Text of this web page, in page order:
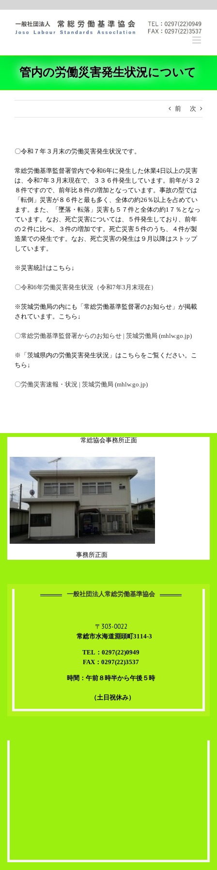
content
管内の労働災害発生状況について
前 次
〇令和７年３月末の労働災害発生状況です。
常総労働基準監督署管内で令和6年に発生した休業4日以上の災害
は、令和7年３月末現在で、３３６件発生しています。前年が３２
８件ですので、前年比８件の増加となっています。事故の型では
「転倒」災害が８６件と最も多く、全体の約26％以上を占めてい
ます。また、「墜落・転落」災害も５７件と全体の約1７％となっ
ています。なお、死亡災害については、５件発生しており、前年
の２件に比べ、３件の増加です。死亡災害５件のうち、４件が製
造業での発生です。なお、死亡災害の発生は９月以降はストップ
しています。
※災害統計はこちら↓
〇令和6年労働災害発生状況（令和7年3月末現在）
※茨城労働局の内にも「常総労働基準監督署のお知らせ」が掲載
されています。こちら↓
〇常総労働基準監督署からのお知らせ | 茨城労働局 (mhlw.go.jp)
※「茨城県内の労働災害発生状況」はこちらをご覧ください。こ
ちら↓
〇労働災害速報・状況 | 茨城労働局 (mhlw.go.jp)
常総協会事務所正面
事務所正面
一般社団法人常総労働基準協会
〒303-0022
常総市水海道淵頭町3114-3
TEL：0297(22)0949
FAX：0297(22)3537
時間：午前８時半から午後５時
（土日祝休み）